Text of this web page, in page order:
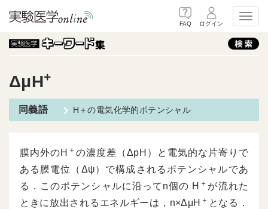
FAQ ログイン
ΔμH+
H＋の電気化学的ポテンシャル
膜内外のH ＋ の濃度差（ΔpH）と電気的な片寄りで
ある膜電位（Δψ）で構成されるポテンシャルであ
る．このポテンシャルに沿ってn個の H ＋ が流れた
ときに放出されるエネルギーは，n×ΔμH ＋ となる．